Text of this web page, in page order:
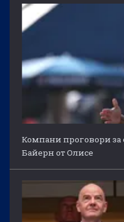
Компани проговори за
Байерн от Олисе